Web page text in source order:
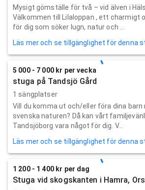
Mysigt gömställe för två – vid älven i
Välkommen till Lilaloppan , ett charmigt
för dig som söker lugn, natur och ...
Läs mer och se tillgänglighet för denna
5 000 - 7 000 kr per vecka
stuga på Tandsjö Gård
1 sängplatser
Vill du komma ut och/eller föra dina barn
svenska naturen? Då kan vårt
Tandsjöborg vara något för dig. V...
Läs mer och se tillgänglighet för denna
1 200 - 1 400 kr per dag
Stuga vid skogskanten i Hamra,